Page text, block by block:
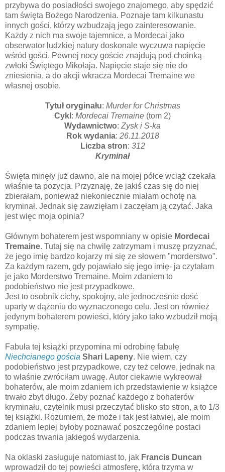
przybywa do posiadłości swojego znajomego, aby spędzić
tam święta Bożego Narodzenia. Poznaje tam kilkunastu
innych gości, którzy wzbudzają jego zainteresowanie.
Każdy z nich ma swoje tajemnice, a Mordecai jako
obserwator ludzkiej natury doskonale wyczuwa napięcie
wśród gości. Pewnej nocy goście znajdują pod choinką
zwłoki Świętego Mikołaja. Napięcie staje się nie do
zniesienia, a do akcji wkracza Mordecai Tremaine we
własnej osobie.
Tytuł oryginału: Murder for Christmas
Cykl : Mordecai Tremaine (tom 2)
Wydawnictwo: Zysk i S-ka
Rok wydania: 26.11.2018
Liczba stron: 312
Kryminał
Święta minęły już dawno, ale na mojej półce wciąż czekała
właśnie ta pozycja. Przyznaję, że jakiś czas się do niej
zbierałam, ponieważ niekoniecznie miałam ochotę na
kryminał. Jednak się zawzięłam i zaczęłam ją czytać. Jaka
jest więc moja opinia?
Głównym bohaterem jest wspomniany w opisie Mordecai
Tremaine. Tutaj się na chwilę zatrzymam i muszę przyznać,
że jego imię bardzo kojarzy mi się ze słowem "morderstwo".
Za każdym razem, gdy pojawiało się jego imię- ja czytałam
je jako Morderstwo Tremaine. Moim zdaniem to
podobieństwo nie jest przypadkowe.
Jest to osobnik cichy, spokojny, ale jednocześnie dość
uparty w dążeniu do wyznaczonego celu. Jest on również
jedynym bohaterem powieści, który jako tako wzbudził moją
sympatię.
Fabuła tej książki przypomina mi odrobinę fabułę
Niechcianego gościa Shari Lapeny. Nie wiem, czy
podobieństwo jest przypadkowe, czy też celowe, jednak na
to właśnie zwróciłam uwagę. Autor ciekawie wykreował
bohaterów, ale moim zdaniem ich przedstawienie w książce
trwało zbyt długo. Żeby poznać każdego z bohaterów
kryminału, czytelnik musi przeczytać blisko sto stron, a to 1/3
tej książki. Rozumiem, że może i tak jest łatwiej, ale moim
zdaniem lepiej byłoby poznawać poszczególne postaci
podczas trwania jakiegoś wydarzenia.
Na oklaski zasługuje natomiast to, jak Francis Duncan
wprowadził do tej powieści atmosferę, która trzyma w